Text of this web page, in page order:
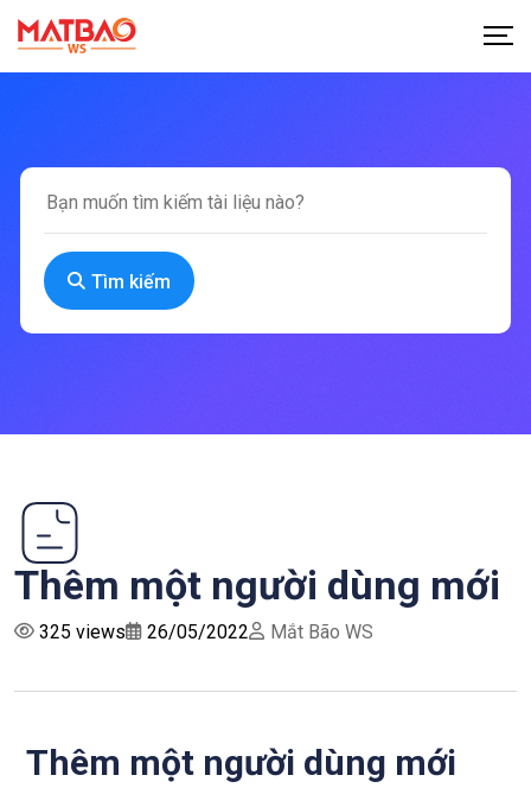
Tìm kiếm
Thêm một người dùng mới
325 views 26/05/2022 Mắt Bão WS
Thêm một người dùng mới